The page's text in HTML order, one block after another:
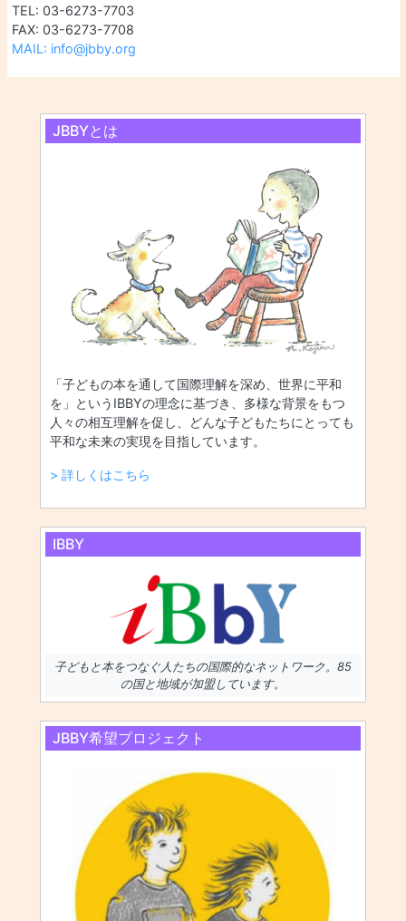
TEL: 03-6273-7703
FAX: 03-6273-7708
MAIL: info@jbby.org
JBBYとは
「子どもの本を通して国際理解を深め、世界に平和
を」というIBBYの理念に基づき、多様な背景をもつ
人々の相互理解を促し、どんな子どもたちにとっても
平和な未来の実現を目指しています。
> 詳しくはこちら
IBBY
子どもと本をつなぐ人たちの国際的なネットワーク。85
の国と地域が加盟しています。
JBBY希望プロジェクト